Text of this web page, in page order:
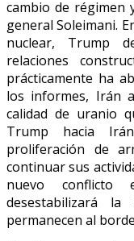
cambio de régimen
general Soleimani.
nuclear, Trump
relaciones
prácticamente ha
los informes, Irán
calidad de uranio
Trump hacia
proliferación de
continuar sus
nuevo conflicto
desestabilizará
permanecen al